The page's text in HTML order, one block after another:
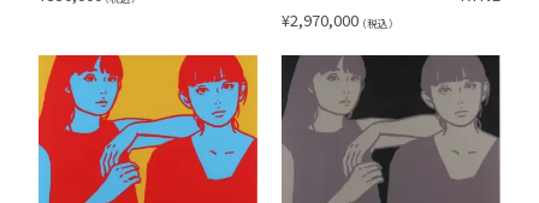
¥2,970,000 （税込）